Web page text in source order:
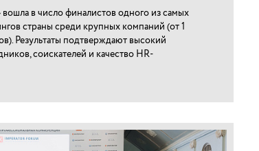
в число финалистов одного из самых
страны среди крупных компаний (от 1
Результаты подтверждают высокий
соискателей и качество HR-